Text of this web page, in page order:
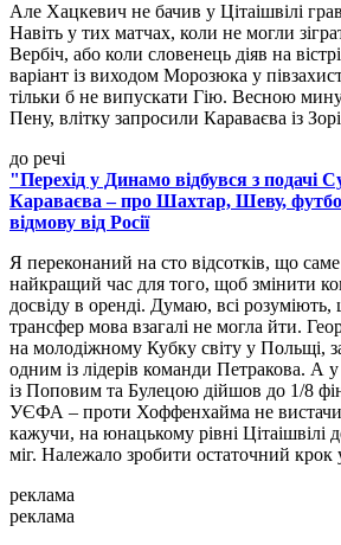
Але Хацкевич не бачив у Цітаішвілі
Навіть у тих матчах, коли не могли
Вербіч, або коли словенець діяв на
варіант із виходом Морозюка у
тільки б не випускати Гію. Весною
Пену, влітку запросили Караваєва із
до речі
"Перехід у Динамо відбувся з подачі
Караваєва – про Шахтар, Шеву,
відмову від Росії
Я переконаний на сто відсотків, що саме
найкращий час для того, щоб змінити
досвіду в оренді. Думаю, всі
трансфер мова взагалі не могла йти.
на молодіжному Кубку світу у Польщі,
одним із лідерів команди Петракова. А
із Поповим та Булецою дійшов до 1/8
УЄФА – проти Хоффенхайма не
кажучи, на юнацькому рівні Цітаішвілі
міг. Належало зробити остаточний
реклама
реклама